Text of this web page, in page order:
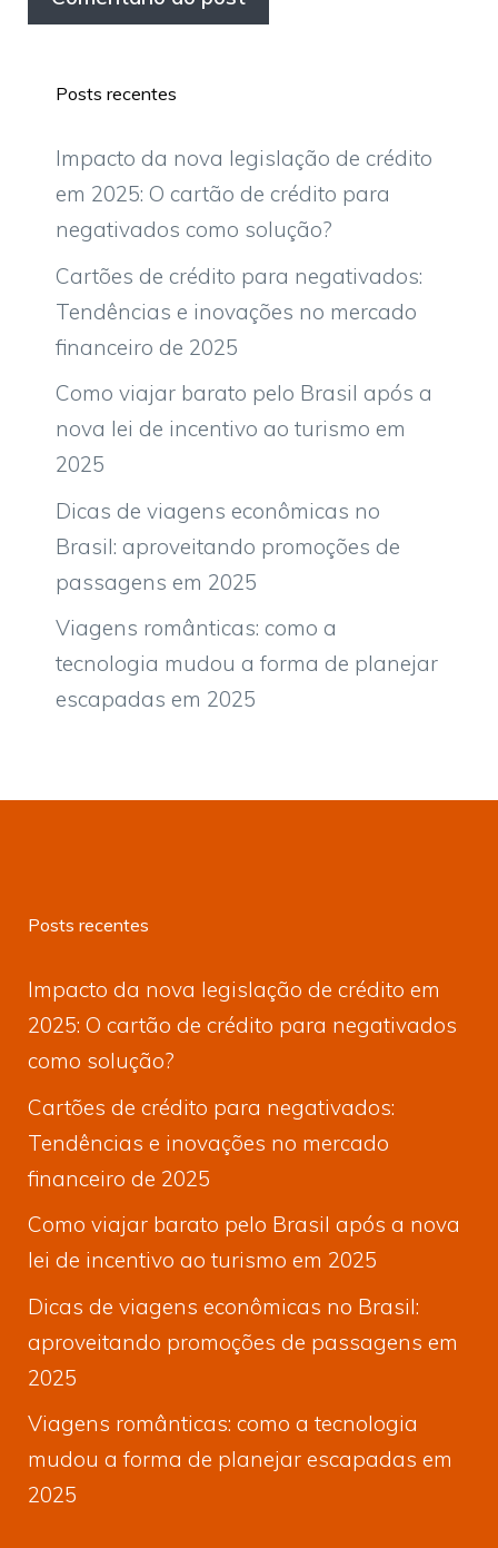
Posts recentes
Impacto da nova legislação de crédito
em 2025: O cartão de crédito para
negativados como solução?
Cartões de crédito para negativados:
Tendências e inovações no mercado
financeiro de 2025
Como viajar barato pelo Brasil após a
nova lei de incentivo ao turismo em
2025
Dicas de viagens econômicas no
Brasil: aproveitando promoções de
passagens em 2025
Viagens românticas: como a
tecnologia mudou a forma de planejar
escapadas em 2025
Posts recentes
Impacto da nova legislação de crédito em
2025: O cartão de crédito para negativados
como solução?
Cartões de crédito para negativados:
Tendências e inovações no mercado
financeiro de 2025
Como viajar barato pelo Brasil após a nova
lei de incentivo ao turismo em 2025
Dicas de viagens econômicas no Brasil:
aproveitando promoções de passagens em
2025
Viagens românticas: como a tecnologia
mudou a forma de planejar escapadas em
2025